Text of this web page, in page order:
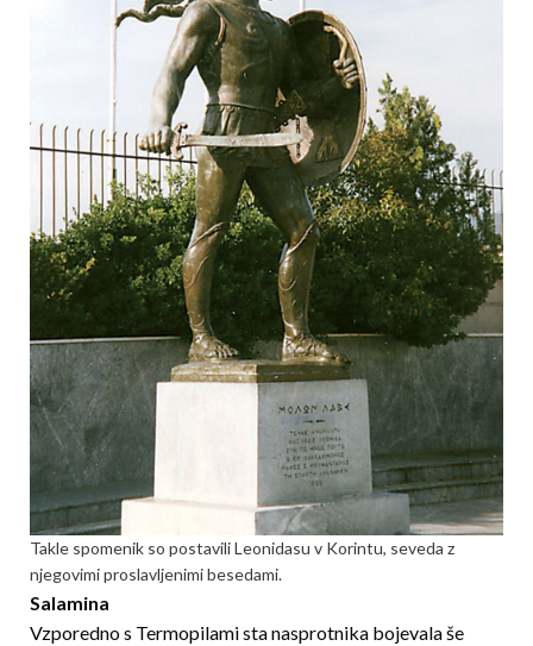
Takle spomenik so postavili Leonidasu v Korintu, seveda z
njegovimi proslavljenimi besedami.
Salamina
Vzporedno s Termopilami sta nasprotnika bojevala še